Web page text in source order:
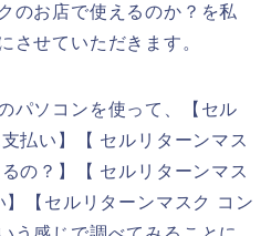
のお店で使えるのか？を私
させていただきます。
パソコンを使って、【セル
払い】【 セルリターンマス
の？】【 セルリターンマス
【セルリターンマスク コン